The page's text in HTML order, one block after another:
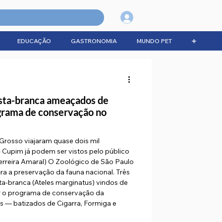
EDUCAÇÃO GASTRONOMIA MUNDO PET ➕
branca ameaçados de
de conservação no
viajaram quase dois mil
já podem ser vistos pelo público
Amaral) O Zoológico de São Paulo
a preservação da fauna nacional. Três
branca (Ateles marginatus) vindos de
programa de conservação da
— batizados de Cigarra, Formiga e